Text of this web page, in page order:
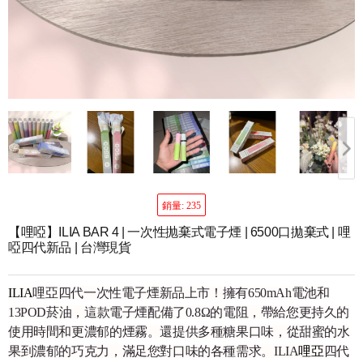
銷量: 235
【哩啞】ILIA BAR 4 | 一次性抛棄式電子煙 | 6500口拋棄式 | 哩
啞四代新品 | 台灣現貨
ILIA哩亞四代一次性電子煙新品上市！擁有650mAh電池和
13POD菸油，這款電子煙配備了0.8Ω的電阻，帶給您更持久的
使用時間和更濃郁的煙霧。還提供多種糖果口味，從甜蜜的水
果到濃郁的巧克力，滿足您對口味的各種需求。ILIA哩亞 四代